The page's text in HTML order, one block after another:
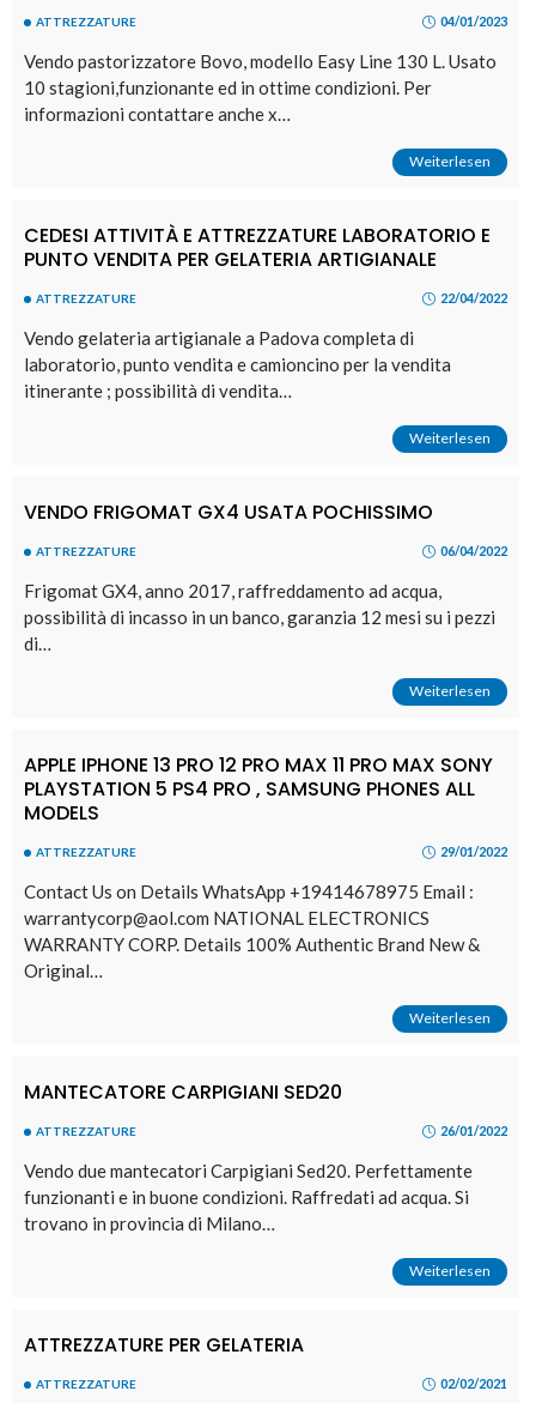
ATTREZZATURE 04/01/2023
Vendo pastorizzatore Bovo, modello Easy Line 130 L. Usato
10 stagioni,funzionante ed in ottime condizioni. Per
informazioni contattare anche x…
Weiterlesen
CEDESI ATTIVITÀ E ATTREZZATURE LABORATORIO E
PUNTO VENDITA PER GELATERIA ARTIGIANALE
ATTREZZATURE 22/04/2022
Vendo gelateria artigianale a Padova completa di
laboratorio, punto vendita e camioncino per la vendita
itinerante ; possibilità di vendita…
Weiterlesen
VENDO FRIGOMAT GX4 USATA POCHISSIMO
ATTREZZATURE 06/04/2022
Frigomat GX4, anno 2017, raffreddamento ad acqua,
possibilità di incasso in un banco, garanzia 12 mesi su i pezzi
di…
Weiterlesen
APPLE IPHONE 13 PRO 12 PRO MAX 11 PRO MAX SONY
PLAYSTATION 5 PS4 PRO , SAMSUNG PHONES ALL
MODELS
ATTREZZATURE 29/01/2022
Contact Us on Details WhatsApp +19414678975 Email :
warrantycorp@aol.com NATIONAL ELECTRONICS
WARRANTY CORP. Details 100% Authentic Brand New &
Original…
Weiterlesen
MANTECATORE CARPIGIANI SED20
ATTREZZATURE 26/01/2022
Vendo due mantecatori Carpigiani Sed20. Perfettamente
funzionanti e in buone condizioni. Raffredati ad acqua. Si
trovano in provincia di Milano…
Weiterlesen
ATTREZZATURE PER GELATERIA
ATTREZZATURE 02/02/2021